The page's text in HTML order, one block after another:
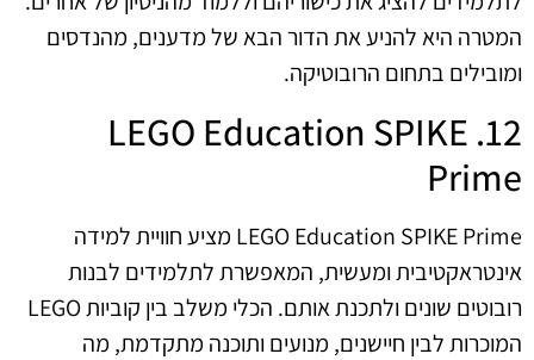
המטרה היא להניע את הדור הבא של מדענים, מהנדסים
ומובילים בתחום הרובוטיקה.
12. LEGO Education SPIKE
Prime
LEGO Education SPIKE Prime מציע חוויית למידה
אינטראקטיבית ומעשית, המאפשרת לתלמידים לבנות
רובוטים שונים ולתכנת אותם. הכלי משלב בין קוביות LEGO
המוכרות לבין חיישנים, מנועים ותוכנה מתקדמת, מה